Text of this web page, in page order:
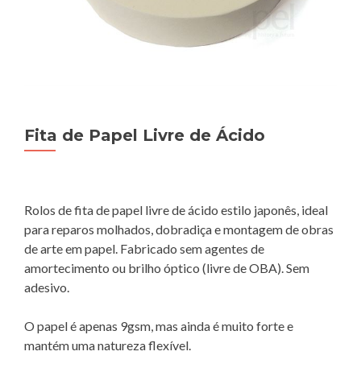
Fita de Papel Livre de Ácido
Rolos de fita de papel livre de ácido estilo japonês, ideal
para reparos molhados, dobradiça e montagem de obras
de arte em papel. Fabricado sem agentes de
amortecimento ou brilho óptico (livre de OBA). Sem
adesivo.
O papel é apenas 9gsm, mas ainda é muito forte e
mantém uma natureza flexível.